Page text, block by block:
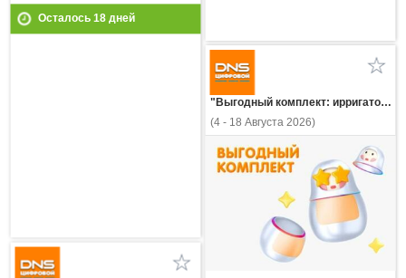
Осталось 18дней
"Выгодный комплект: ирригатор DEXP и электрическая зубная щетка Longa Vita!"
(4 - 18 Августа 2026)